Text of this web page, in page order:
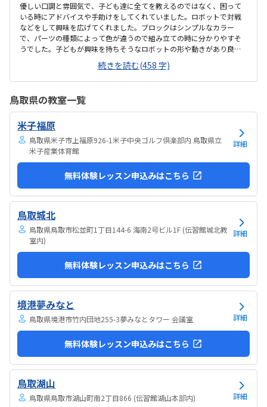
優しい口調と雰囲気で、子ども達に全てを教えるのではなく、困って
いる時にアドバイスや手助けをしてくれていました。ロボットで対戦
などをして興味を広げてくれました。ブロックはシンプルなカラー
で、パーツの種類によって色が違うので組み立ての時に分かりやすそ
うでした。子どもが興味を持ちそうなロボットの形や動きがあり良か
ったです。駐車場は停めやすく、分かりやすい場所にあるので助かり
ます。近くに別の施設もあるので、習ってない兄弟が過ごしやすいと
思いました。教室はシンプルで余計なものが置いてないので集中でき
したりできるのは助かります。料金は今の物価で考えれば高いとは思
いませんが、子どもの成長具合で判断すると思います。子どもが自発
的にどんどん作り進めていったのには正直驚きました。最初からたく
さんあれこれ説明されずブロックを触らせてもらったの...
続きを読む(458 字)
鳥取県の教室一覧
米子福原
鳥取県米子市上福原926-1米子中央ゴルフ倶楽部内 鳥取県立
米子産業体育館
詳細
無料体験レッスン申込みはこちら
鳥取城北
鳥取県鳥取市松並町1丁目144-6 海南2号ビル1F (伝習館城北教
室内)
詳細
無料体験レッスン申込みはこちら
境港夢みなと
鳥取県境港市竹内団地255-3夢みなとタワー 会議室 詳細
無料体験レッスン申込みはこちら
鳥取湖山
鳥取県鳥取市湖山町南2丁目866 (伝習館湖山本部内) 詳細